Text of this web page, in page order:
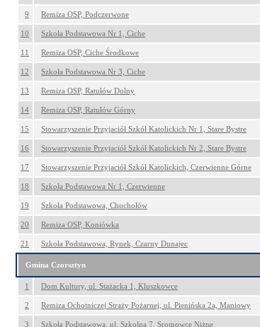
9 Remiza OSP, Podczerwone
10 Szkoła Podstawowa Nr 1, Ciche
11 Remiza OSP, Ciche Środkowe
12 Szkoła Podstawowa Nr 3, Ciche
13 Remiza OSP, Ratułów Dolny
14 Remiza OSP, Ratułów Górny
15 Stowarzyszenie Przyjaciół Szkół Katolickich Nr 1, Stare Bystre
16 Stowarzyszenie Przyjaciół Szkół Katolickich Nr 2, Stare Bystre
17 Stowarzyszenie Przyjaciół Szkół Katolickich, Czerwienne Górne
18 Szkoła Podstawowa Nr 1, Czerwienne
19 Szkoła Podstawowa, Chochołów
20 Remiza OSP, Koniówka
21 Szkoła Podstawowa, Rynek, Czarny Dunajec
Gmina Czorsztyn
1 Dom Kultury, ul. Stażacka 1, Kluszkowce
2 Remiza Ochotniczej Straży Pożarnej, ul. Pienińska 2a, Maniowy
3 Szkoła Podstawowa, ul. Szkolna 7, Sromowce Niżne